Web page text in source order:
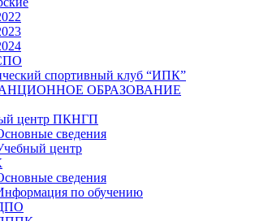
спортивный клуб “ИПК”
ОБРАЗОВАНИЕ
центр ПКНГП
сведения
центр
сведения
по обучению